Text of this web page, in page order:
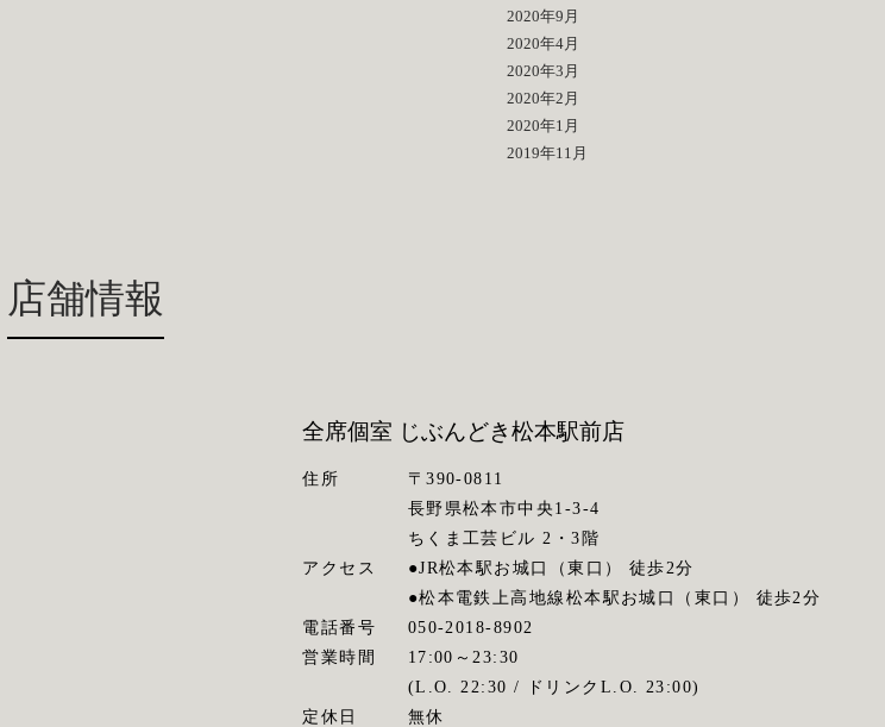
2020年9月
2020年4月
2020年3月
2020年2月
2020年1月
2019年11月
店舗情報
全席個室 じぶんどき松本駅前店
住所
〒390-0811
長野県松本市中央1-3-4
ちくま工芸ビル 2・3階
アクセス
●JR松本駅お城口（東口） 徒歩2分
●松本電鉄上高地線松本駅お城口（東口） 徒歩2分
電話番号
050-2018-8902
営業時間
17:00～23:30
(L.O. 22:30 / ドリンクL.O. 23:00)
定休日
無休